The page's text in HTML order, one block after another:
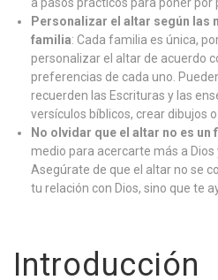
Personalizar el altar según las
familia: Cada familia es única,
personalizar el altar de acuerdo
preferencias de cada uno.
recuerden las Escrituras y las
versículos bíblicos, crear dibujos
No olvidar que el altar no es un
medio para acercarte más a Dios
Asegúrate de que el altar no se
tu relación con Dios, sino que te
Introducción